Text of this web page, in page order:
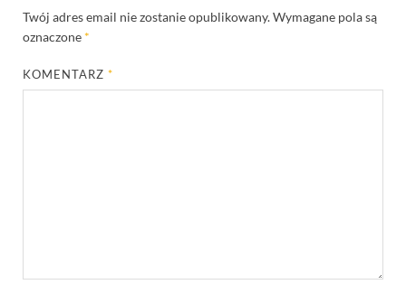
Twój adres email nie zostanie opublikowany.Wymagane pola są
oznaczone *
KOMENTARZ*